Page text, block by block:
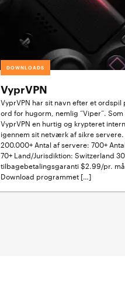
DOWNLOADS
VyprVPN
VyprVPN har sit navn efter et ordspil
ord for hugorm, nemlig “Viper”.
VyprVPN en hurtig og krypteret
igennem sit netværk af sikre servere.
200.000+ Antal af servere: 700+
70+ Land/Jurisdiktion: Switzerland
tilbagebetalingsgaranti $2.99/pr.
Download programmet […]